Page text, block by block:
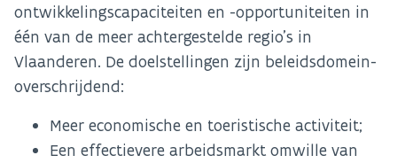
ontwikkelingscapaciteiten en -opportuniteiten in
één van de meer achtergestelde regio’s in
Vlaanderen. De doelstellingen zijn beleidsdomein-
overschrijdend:
Meer economische en toeristische activiteit;
Een effectievere arbeidsmarkt omwille van